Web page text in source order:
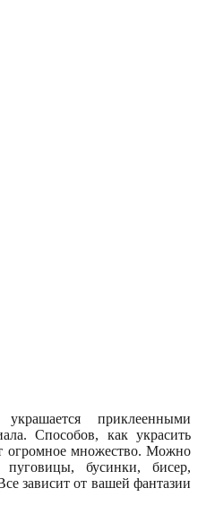
приклеенными
Способов, как украсить
огромное множество. Можно
пуговицы, бусинки, бисер,
зависит от вашей фантазии